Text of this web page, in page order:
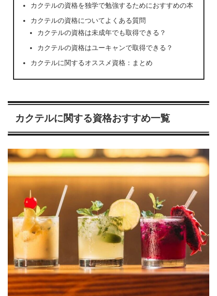
カクテルの資格を独学で勉強するためにおすすめの本
カクテルの資格についてよくある質問
カクテルの資格は未成年でも取得できる？
カクテルの資格はユーキャンで取得できる？
カクテルに関するオススメ資格：まとめ
カクテルに関する資格おすすめ一覧